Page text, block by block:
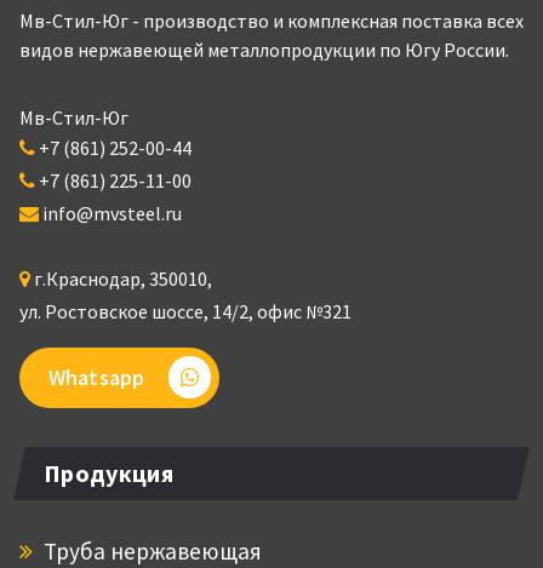
Мв-Стил-Юг - производство и комплексная поставка всех
видов нержавеющей металлопродукции по Югу России.
Мв-Стил-Юг
+7 (861) 252-00-44
+7 (861) 225-11-00
info@mvsteel.ru
г.Краснодар, 350010,
ул. Ростовское шоссе, 14/2, офис №321
Whatsapp
Продукция
Труба нержавеющая